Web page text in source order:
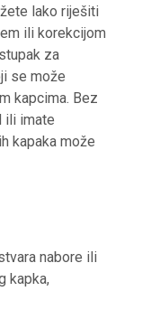
lako riješiti
ili korekcijom
za
se može
kapcima. Bez
ili imate
kapaka može
nabore ili
kapka,